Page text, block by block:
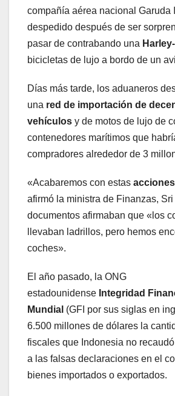
compañía aérea nacional Garuda
despedido después de ser
pasar de contrabando una
bicicletas de lujo a bordo de un
Días más tarde, los aduaneros
una red de importación de
vehículos y de motos de lujo de
contenedores marítimos que
compradores alrededor de 3
«Acabaremos con estas
afirmó la ministra de Finanzas,
documentos afirmaban que «los
llevaban ladrillos, pero hemos
coches».
El año pasado, la ONG
estadounidense Integridad
Mundial (GFI por sus siglas en
6.500 millones de dólares la
fiscales que Indonesia no
a las falsas declaraciones en el
bienes importados o exportados.